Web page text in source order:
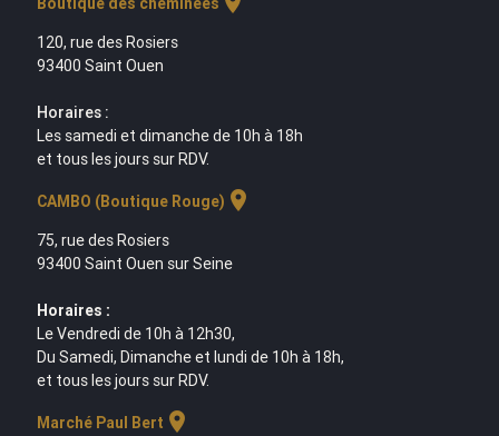
120, rue des Rosiers
93400 Saint Ouen
Horaires :
Les samedi et dimanche de 10h à 18h
et tous les jours sur RDV.
CAMBO (Boutique Rouge) location_on
75, rue des Rosiers
93400 Saint Ouen sur Seine
Horaires :
Le Vendredi de 10h à 12h30,
Du Samedi, Dimanche et lundi de 10h à 18h,
et tous les jours sur RDV.
Marché Paul Bert location_on